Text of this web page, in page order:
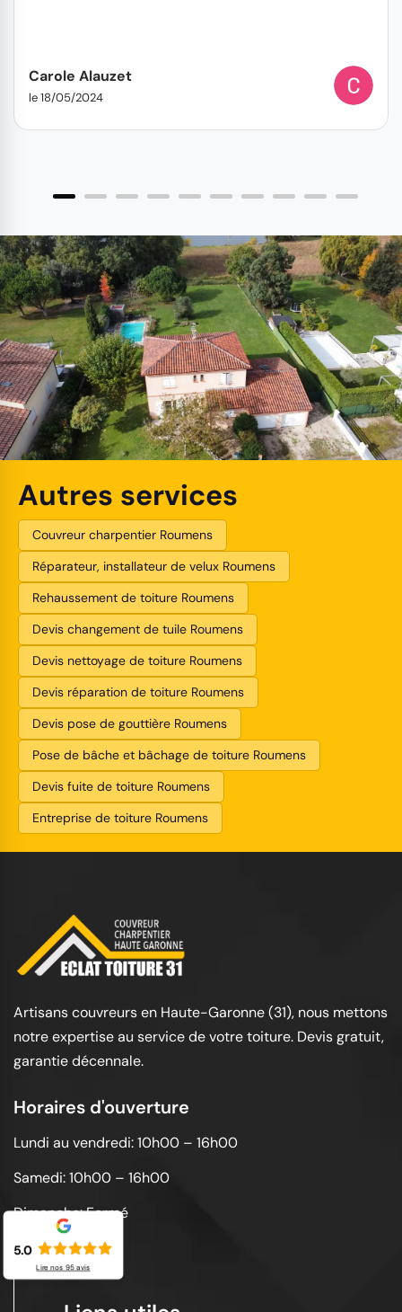
Carole Alauzet
le 18/05/2024
Autres services
Couvreur charpentier Roumens
Réparateur, installateur de velux Roumens
Rehaussement de toiture Roumens
Devis changement de tuile Roumens
Devis nettoyage de toiture Roumens
Devis réparation de toiture Roumens
Devis pose de gouttière Roumens
Pose de bâche et bâchage de toiture Roumens
Devis fuite de toiture Roumens
Entreprise de toiture Roumens
Artisans couvreurs en Haute-Garonne (31), nous mettons
notre expertise au service de votre toiture. Devis gratuit,
garantie décennale.
Horaires d'ouverture
Lundi au vendredi: 10h00 – 16h00
Samedi: 10h00 – 16h00
Dimanche: Fermé
5.0
Lire nos 95avis